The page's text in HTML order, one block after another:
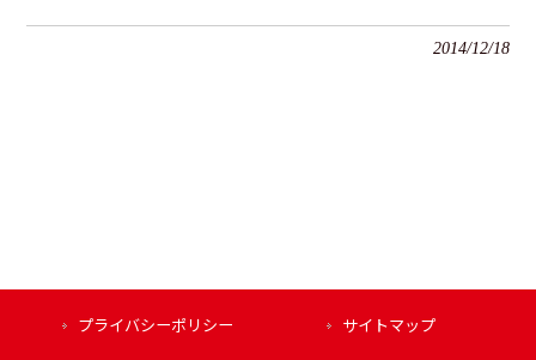
2014/12/18
プライバシーポリシー サイトマップ